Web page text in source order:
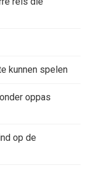
kunnen spelen
oppas
op de